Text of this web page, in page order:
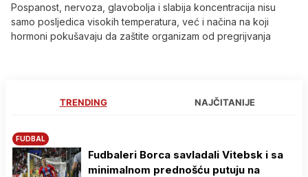
Pospanost, nervoza, glavobolja i slabija koncentracija nisu
samo posljedica visokih temperatura, već i načina na koji
hormoni pokušavaju da zaštite organizam od pregrijvanja
TRENDING NAJČITANIJE
FUDBAL
Fudbaleri Borca savladali Vitebsk i sa
minimalnom prednošću putuju na